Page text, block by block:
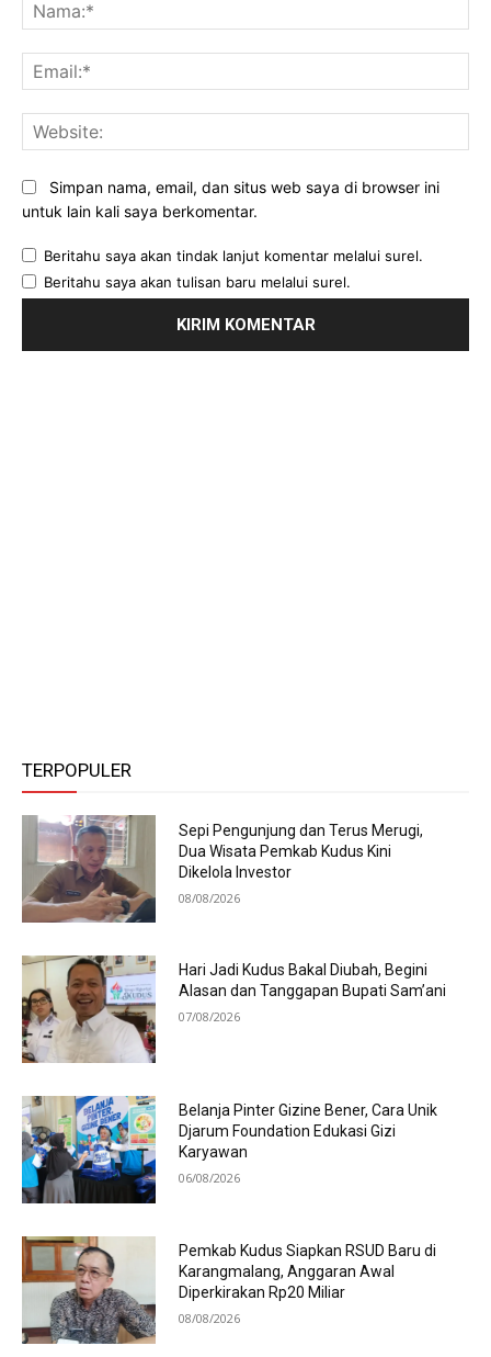
Simpan nama, email, dan situs web saya di browser ini
untuk lain kali saya berkomentar.
Beritahu saya akan tindak lanjut komentar melalui surel.
Beritahu saya akan tulisan baru melalui surel.
TERPOPULER
Sepi Pengunjung dan Terus Merugi,
Dua Wisata Pemkab Kudus Kini
Dikelola Investor
08/08/2026
Hari Jadi Kudus Bakal Diubah, Begini
Alasan dan Tanggapan Bupati Sam’ani
07/08/2026
Belanja Pinter Gizine Bener, Cara Unik
Djarum Foundation Edukasi Gizi
Karyawan
06/08/2026
Pemkab Kudus Siapkan RSUD Baru di
Karangmalang, Anggaran Awal
Diperkirakan Rp20 Miliar
08/08/2026